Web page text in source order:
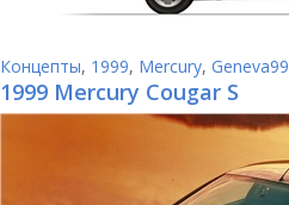
Концепты, 1999, Mercury, Geneva99
1999 Mercury Cougar S